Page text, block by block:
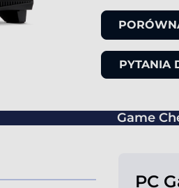
PYTANIA
Game
PC